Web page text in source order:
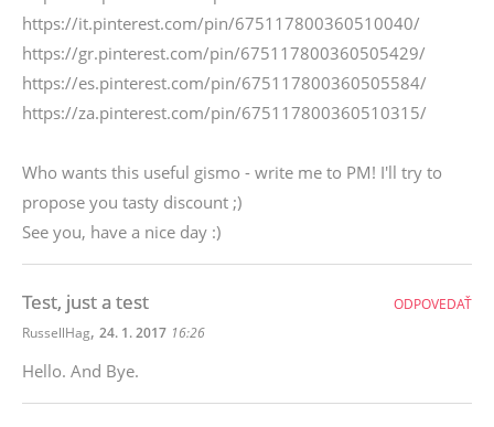
https://it.pinterest.com/pin/675117800360510040/
https://gr.pinterest.com/pin/675117800360505429/
https://es.pinterest.com/pin/675117800360505584/
https://za.pinterest.com/pin/675117800360510315/
Who wants this useful gismo - write me to PM! I'll try to
propose you tasty discount ;)
See you, have a nice day :)
Test, just a test
RussellHag, 24. 1. 2017 16:26
Hello. And Bye.
ODPOVEDAŤ